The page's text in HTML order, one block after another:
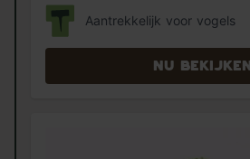
Aantrekkelijk voor vogels
Nu bekijken